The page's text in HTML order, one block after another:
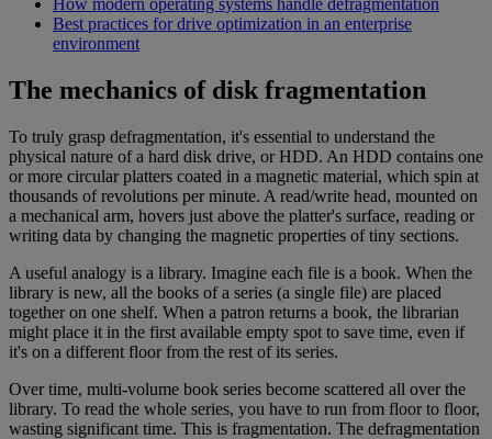
Best practices for drive optimization in an enterprise
environment
The mechanics of disk fragmentation
To truly grasp defragmentation, it's essential to understand the
physical nature of a hard disk drive, or HDD. An HDD contains one
or more circular platters coated in a magnetic material, which spin at
thousands of revolutions per minute. A read/write head, mounted on
a mechanical arm, hovers just above the platter's surface, reading or
writing data by changing the magnetic properties of tiny sections.
A useful analogy is a library. Imagine each file is a book. When the
library is new, all the books of a series (a single file) are placed
together on one shelf. When a patron returns a book, the librarian
might place it in the first available empty spot to save time, even if
it's on a different floor from the rest of its series.
Over time, multi-volume book series become scattered all over the
library. To read the whole series, you have to run from floor to floor,
wasting significant time. This is fragmentation. The defragmentation